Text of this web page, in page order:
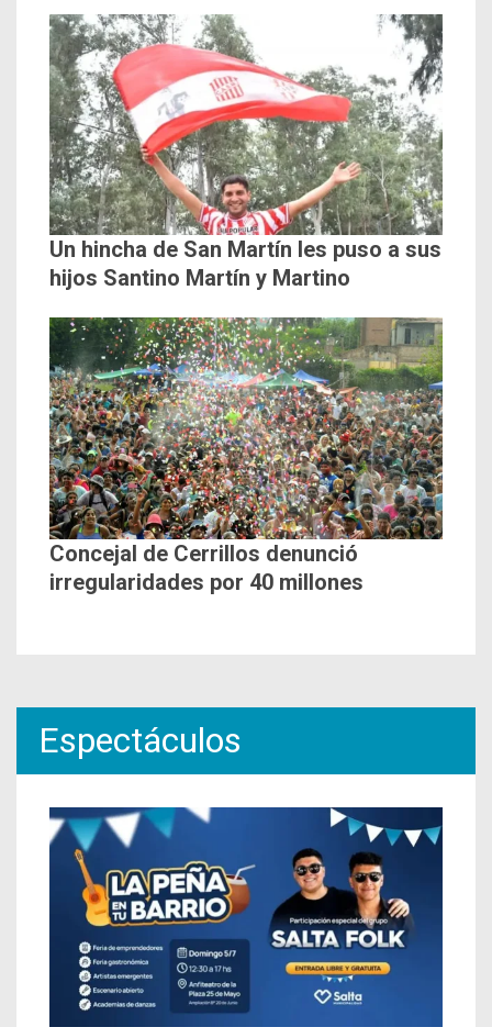
Un hincha de San Martín les puso a sus
hijos Santino Martín y Martino
Concejal de Cerrillos denunció
irregularidades por 40 millones
Espectáculos